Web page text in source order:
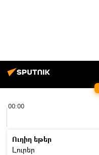
00:00
Ուղիղ եթեր
Լուրեր